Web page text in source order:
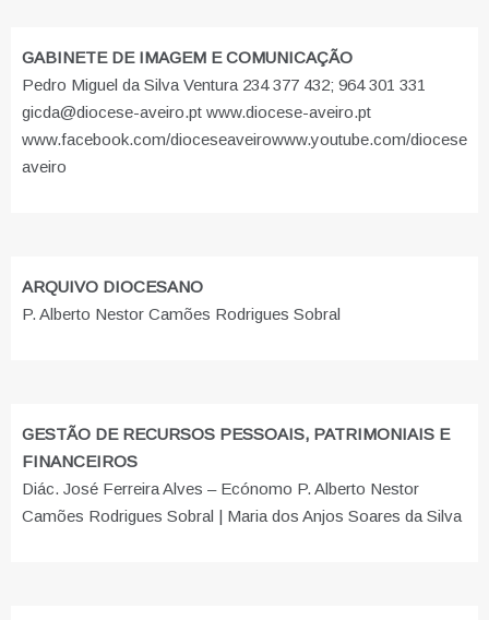
GABINETE DE IMAGEM E COMUNICAÇÃO
Pedro Miguel da Silva Ventura 234 377 432; 964 301 331
gicda@diocese-aveiro.pt www.diocese-aveiro.pt
www.facebook.com/dioceseaveirowww.youtube.com/diocese
aveiro
ARQUIVO DIOCESANO
P. Alberto Nestor Camões Rodrigues Sobral
GESTÃO DE RECURSOS PESSOAIS, PATRIMONIAIS E
FINANCEIROS
Diác. José Ferreira Alves – Ecónomo P. Alberto Nestor
Camões Rodrigues Sobral | Maria dos Anjos Soares da Silva